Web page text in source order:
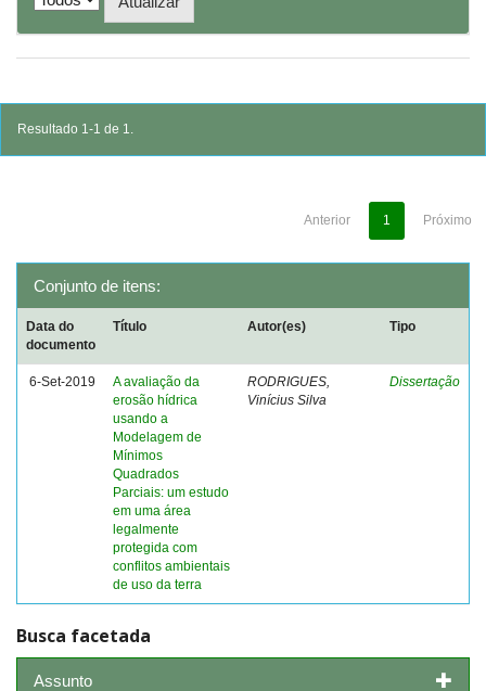
Resultado 1-1 de 1.
Anterior 1 Próximo
Conjunto de itens:
Data do
documento
Título Autor(es) Tipo
6-Set-2019
A avaliação da
erosão hídrica
usando a
Modelagem de
Mínimos
Quadrados
Parciais: um estudo
em uma área
legalmente
protegida com
conflitos ambientais
de uso da terra
RODRIGUES,
Vinícius Silva
Dissertação
Busca facetada
Assunto